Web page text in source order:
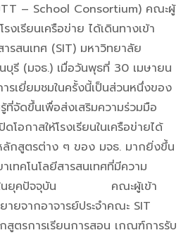
– School Consortium) คณะผู้
งเรียนเครือข่าย ได้เดินทางเข้า
รสนเทศ (SIT) มหาวิทยาลัย
นบุรี (มจธ.) เมื่อวันพุธที่ 30 เมษายน
เยี่ยมชมในครั้งนี้เป็นส่วนหนึ่งของ
ที่จัดขึ้นเพื่อส่งเสริมความร่วมมือ
โอกาสให้โรงเรียนในเครือข่ายได้
ลักสูตรต่าง ๆ ของ มจธ. มากยิ่งขึ้น
เทคโนโลยีสารสนเทศที่มีความ
ารในยุคปัจจุบัน คณะผู้เข้า
ายจากอาจารย์ประจำคณะ SIT
ตรการเรียนการสอน เกณฑ์การรับ